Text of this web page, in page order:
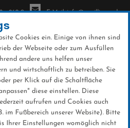
- 960-0 E-Mail: info@sc-willingen.de
Cookies ein. Einige von ihnen sind
der Webseite oder zum Ausfüllen
andere uns helfen unser
und wirtschaftlich zu betreiben. Sie
per Klick auf die Schaltfläche
diese einstellen. Diese
aufrufen und Cookies auch
im Fußbereich unserer Website). Bitte
Ihrer Einstellungen womöglich nicht